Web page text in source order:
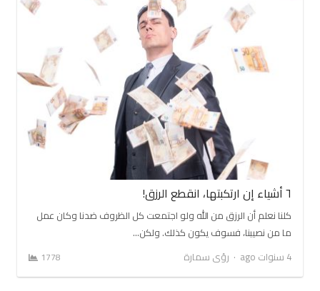
٦ أشياء إن ارتكبتها، انقطع الرزق!
كلنا نعلم أن الرزق من الله ولو اجتمعت كل الظروف ضدنا وكان عمل
ما من نصيبنا، فسوف يكون كذلك. ولكن…
4 سنوات ago
Author
رؤى سمارة 1778